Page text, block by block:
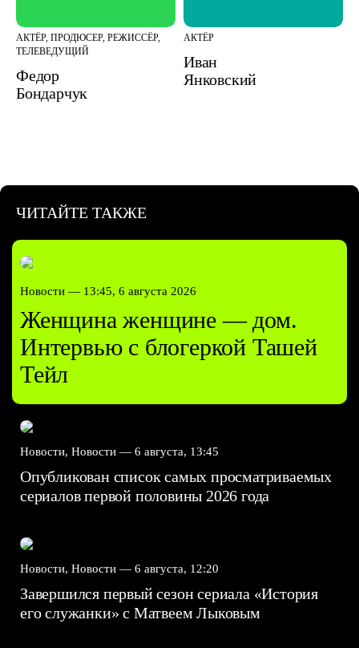
АКТЁР, ПРОДЮСЕР, РЕЖИССЁР,
ТЕЛЕВЕДУЩИЙ
Федор
Бондарчук
АКТЁР
Иван
Янковский
ЧИТАЙТЕ ТАКЖЕ
Новости — 13:45, 6 августа 2026
Женщина женщине — дом.
Интервью с блогеркой Ташей
Тейл
Новости, Новости — 6 августа, 13:45
Опубликован список самых просматриваемых
сериалов первой половины 2026 года
Новости, Новости — 6 августа, 12:20
Завершился первый сезон сериала «История
его служанки» с Матвеем Лыковым